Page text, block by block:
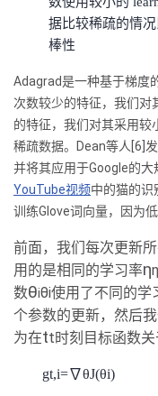
据比较稀疏的情
棒性
Adagrad是一种基于梯度
次数较少的特征，我们对
的特征，我们对其采用较
稀疏数据。Dean等人[6]
并将其应用于Google的
YouTube视频中的猫的
训练Glove词向量，因为
前面，我们每次更新
用的是相同的学习率η
数θiθi使用了不同的学
个参数的更新，然后
为在tt时刻目标函数
gt,i=∇θJ(θi)